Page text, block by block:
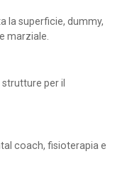
la superficie, dummy,
marziale.
per il
coach, fisioterapia e